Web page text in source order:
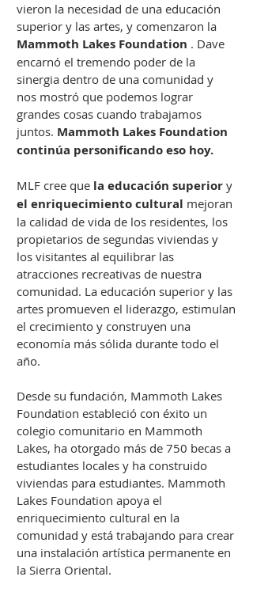
vieron la necesidad de una educación
superior y las artes, y comenzaron la
Mammoth Lakes Foundation . Dave
encarnó el tremendo poder de la
sinergia dentro de una comunidad y
nos mostró que podemos lograr
grandes cosas cuando trabajamos
juntos. Mammoth Lakes Foundation
continúa personificando eso hoy.
MLF cree que la educación superior y
el enriquecimiento cultural mejoran
la calidad de vida de los residentes, los
propietarios de segundas viviendas y
los visitantes al equilibrar las
atracciones recreativas de nuestra
comunidad. La educación superior y las
artes promueven el liderazgo, estimulan
el crecimiento y construyen una
economía más sólida durante todo el
año.
Desde su fundación, Mammoth Lakes
Foundation estableció con éxito un
colegio comunitario en Mammoth
Lakes, ha otorgado más de 750 becas a
estudiantes locales y ha construido
viviendas para estudiantes. Mammoth
Lakes Foundation apoya el
enriquecimiento cultural en la
comunidad y está trabajando para crear
una instalación artística permanente en
la Sierra Oriental.